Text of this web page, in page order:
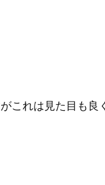
これは見た目も良